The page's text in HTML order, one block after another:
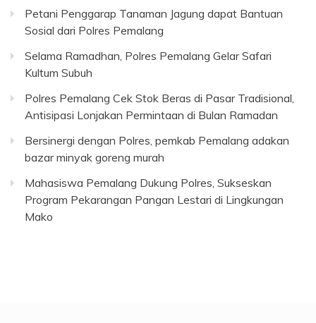
Petani Penggarap Tanaman Jagung dapat Bantuan
Sosial dari Polres Pemalang
Selama Ramadhan, Polres Pemalang Gelar Safari
Kultum Subuh
Polres Pemalang Cek Stok Beras di Pasar Tradisional,
Antisipasi Lonjakan Permintaan di Bulan Ramadan
Bersinergi dengan Polres, pemkab Pemalang adakan
bazar minyak goreng murah
Mahasiswa Pemalang Dukung Polres, Sukseskan
Program Pekarangan Pangan Lestari di Lingkungan
Mako